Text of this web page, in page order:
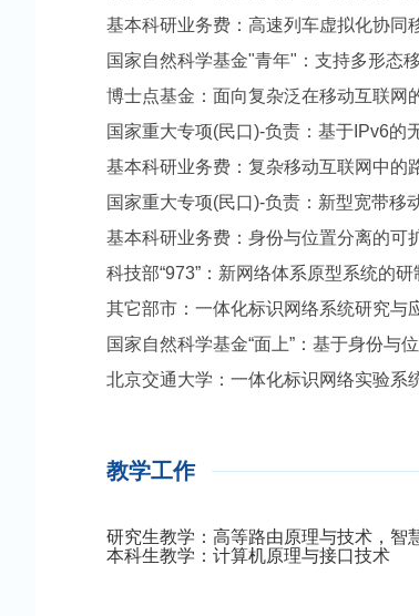
基本科研业务费：高速列车虚拟化协同
国家自然科学基金"青年"：支持多形态
博士点基金：面向复杂泛在移动互联网
国家重大专项(民口)-负责：基于IPv6的
基本科研业务费：复杂移动互联网中的
国家重大专项(民口)-负责：新型宽带
基本科研业务费：身份与位置分离的可
科技部“973”：新网络体系原型系统的
其它部市：一体化标识网络系统研究与
国家自然科学基金“面上”：基于身份与
北京交通大学：一体化标识网络实验系
教学工作
研究生教学：高等路由原理与技术，智
本科生教学：计算机原理与接口技术